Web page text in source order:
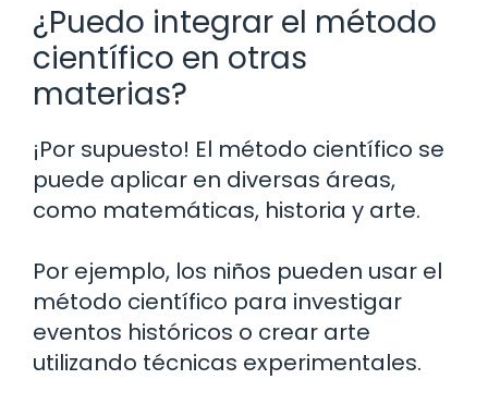
¿Puedo integrar el método
científico en otras
materias?
¡Por supuesto! El método científico se
puede aplicar en diversas áreas,
como matemáticas, historia y arte.
Por ejemplo, los niños pueden usar el
método científico para investigar
eventos históricos o crear arte
utilizando técnicas experimentales.